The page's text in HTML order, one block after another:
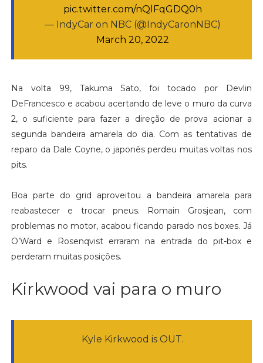
pic.twitter.com/nQlFqGDQ0h
— IndyCar on NBC (@IndyCaronNBC)
March 20, 2022
Na volta 99, Takuma Sato, foi tocado por Devlin
DeFrancesco e acabou acertando de leve o muro da curva
2, o suficiente para fazer a direção de prova acionar a
segunda bandeira amarela do dia. Com as tentativas de
reparo da Dale Coyne, o japonês perdeu muitas voltas nos
pits.
Boa parte do grid aproveitou a bandeira amarela para
reabastecer e trocar pneus. Romain Grosjean, com
problemas no motor, acabou ficando parado nos boxes. Já
O’Ward e Rosenqvist erraram na entrada do pit-box e
perderam muitas posições.
Kirkwood vai para o muro
Kyle Kirkwood is OUT.